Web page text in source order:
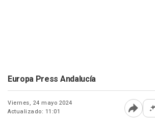
Europa Press Andalucía
Viernes, 24 mayo 2024
Actualizado: 11:01
Abrir